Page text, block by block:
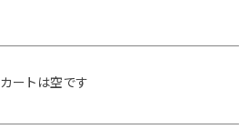
カートは空です